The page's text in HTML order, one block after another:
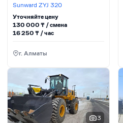
Sunward ZYJ 320
Уточняйте цену
130 000 ₸ / сменa
16 250 ₸ / час
г. Алматы
3